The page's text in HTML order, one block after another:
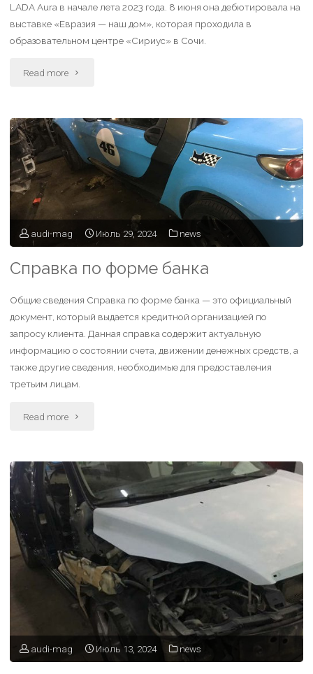
LADA Aura в начале лета 2023 года. 8 июня она дебютировала на
выставке «Евразия — наш дом», которая проходила в
образовательном центре «Сириус» в Сочи.
Read more
audi-mag Июль 29, 2024 news
Справка по форме банка
Общие сведения Справка по форме банка — это официальный
документ, который выдается кредитной организацией по
запросу клиента. Данная справка содержит актуальную
информацию о состоянии счета, движении денежных средств, а
также другие сведения, необходимые для предоставления
третьим лицам.
Read more
audi-mag Июль 13, 2024 news